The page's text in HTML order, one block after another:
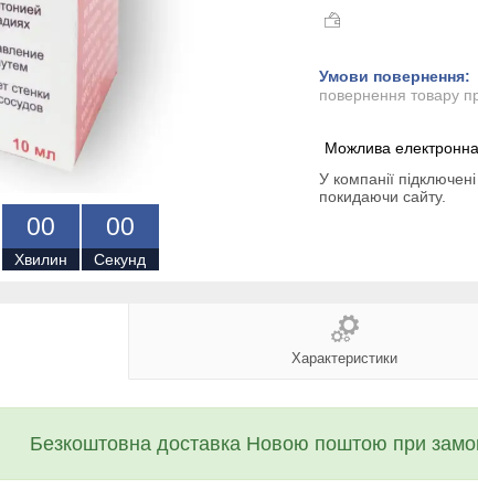
00
Хвилин
00
Секунд
повернення товару
У компанії
покидаючи сайту.
Характеристики
Безкоштовна доставка Новою поштою при